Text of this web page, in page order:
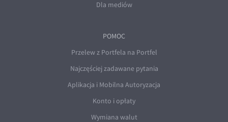
Dla mediów
POMOC
Przelew z Portfela na Portfel
Najczęściej zadawane pytania
Aplikacja i Mobilna Autoryzacja
Konto i opłaty
Wymiana walut